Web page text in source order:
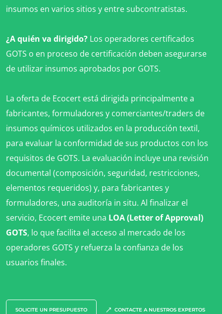
Insumos
insumos en varios sitios y entre subcontratistas.
¿A quién va dirigido? Los operadores certificados
GOTS o en proceso de certificación deben asegurarse
de utilizar insumos aprobados por GOTS.
La oferta de Ecocert está dirigida principalmente a
fabricantes, formuladores y comerciantes/traders de
insumos químicos utilizados en la producción textil,
para evaluar la conformidad de sus productos con los
requisitos de GOTS. La evaluación incluye una revisión
documental (composición, seguridad, restricciones,
elementos requeridos) y, para fabricantes y
formuladores, una auditoría in situ. Al finalizar el
servicio, Ecocert emite una LOA (Letter of Approval)
GOTS, lo que facilita el acceso al mercado de los
operadores GOTS y refuerza la confianza de los
usuarios finales.
SOLICITE UN PRESUPUESTO CONTACTE A NUESTROS EXPERTOS